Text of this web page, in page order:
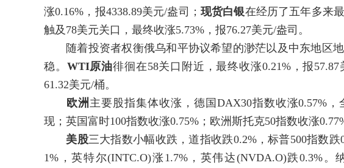
涨0.16%，报4338.89美元/盎司； 现货白银在经历了五年多来
触及78美元关口，最终收涨5.73%，报76.27美元/盎司。
随着投资者权衡俄乌和平协议希望的渺茫以及中东地区地
稳。 WTI原油徘徊在58关口附近，最终收涨0.21%，报57.87
61.32美元/桶。
欧洲 主要股指集体收涨，德国DAX30指数收涨0.57%
现；英国富时100指数收涨0.75%；欧洲斯托克50指数收涨
美股三大指数小幅收跌，道指收跌0.2%，标普500指数
1%，英特尔(INTC.O)涨1.7%，英伟达(NVDA.O)跌0.3%